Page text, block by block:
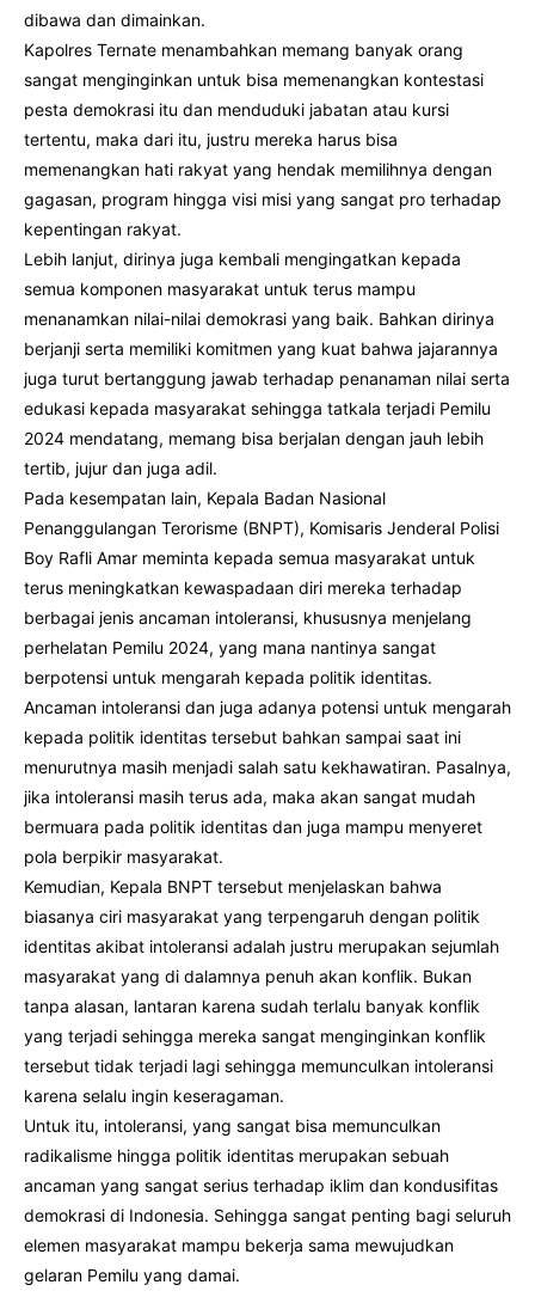
dibawa dan dimainkan.
Kapolres Ternate menambahkan memang banyak orang
sangat menginginkan untuk bisa memenangkan kontestasi
pesta demokrasi itu dan menduduki jabatan atau kursi
tertentu, maka dari itu, justru mereka harus bisa
memenangkan hati rakyat yang hendak memilihnya dengan
gagasan, program hingga visi misi yang sangat pro terhadap
kepentingan rakyat.
Lebih lanjut, dirinya juga kembali mengingatkan kepada
semua komponen masyarakat untuk terus mampu
menanamkan nilai-nilai demokrasi yang baik. Bahkan dirinya
berjanji serta memiliki komitmen yang kuat bahwa jajarannya
juga turut bertanggung jawab terhadap penanaman nilai serta
edukasi kepada masyarakat sehingga tatkala terjadi Pemilu
2024 mendatang, memang bisa berjalan dengan jauh lebih
tertib, jujur dan juga adil.
Pada kesempatan lain, Kepala Badan Nasional
Penanggulangan Terorisme (BNPT), Komisaris Jenderal Polisi
Boy Rafli Amar meminta kepada semua masyarakat untuk
terus meningkatkan kewaspadaan diri mereka terhadap
berbagai jenis ancaman intoleransi, khususnya menjelang
perhelatan Pemilu 2024, yang mana nantinya sangat
berpotensi untuk mengarah kepada politik identitas.
Ancaman intoleransi dan juga adanya potensi untuk mengarah
kepada politik identitas tersebut bahkan sampai saat ini
menurutnya masih menjadi salah satu kekhawatiran. Pasalnya,
jika intoleransi masih terus ada, maka akan sangat mudah
bermuara pada politik identitas dan juga mampu menyeret
pola berpikir masyarakat.
Kemudian, Kepala BNPT tersebut menjelaskan bahwa
biasanya ciri masyarakat yang terpengaruh dengan politik
identitas akibat intoleransi adalah justru merupakan sejumlah
masyarakat yang di dalamnya penuh akan konflik. Bukan
tanpa alasan, lantaran karena sudah terlalu banyak konflik
yang terjadi sehingga mereka sangat menginginkan konflik
tersebut tidak terjadi lagi sehingga memunculkan intoleransi
karena selalu ingin keseragaman.
Untuk itu, intoleransi, yang sangat bisa memunculkan
radikalisme hingga politik identitas merupakan sebuah
ancaman yang sangat serius terhadap iklim dan kondusifitas
demokrasi di Indonesia. Sehingga sangat penting bagi seluruh
elemen masyarakat mampu bekerja sama mewujudkan
gelaran Pemilu yang damai.